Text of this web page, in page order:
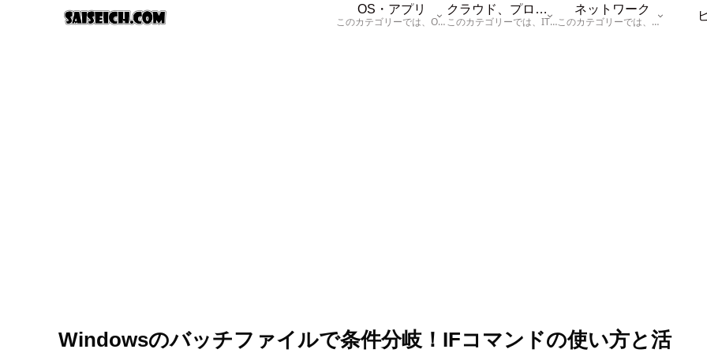
OS・アプリ
このカテゴリーでは、OSに関する情報を記載しています。
クラウド、プログラム
このカテゴリーでは、ITに関する基本的な情報として「ハードウェア、「サーバー」、「データベース、「ネットワーク」、「セキュリティ」、「プログラム」に関する情報を記載しています。
ネットワーク
このカテゴリーでは、「ネットワーク」に関する情報を記載しています。
Windowsのバッチファイルで条件分岐！IFコマンドの使い方と活